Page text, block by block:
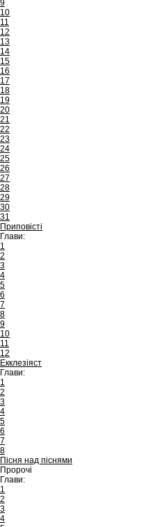
9
10
11
12
13
14
15
16
17
18
19
20
21
22
23
24
25
26
27
28
29
30
31
Приповісті
Глави:
1
2
3
4
5
6
7
8
9
10
11
12
Екклезіяст
Глави:
1
2
3
4
5
6
7
8
Пісня над піснями
Пророчі
Глави:
1
2
3
4